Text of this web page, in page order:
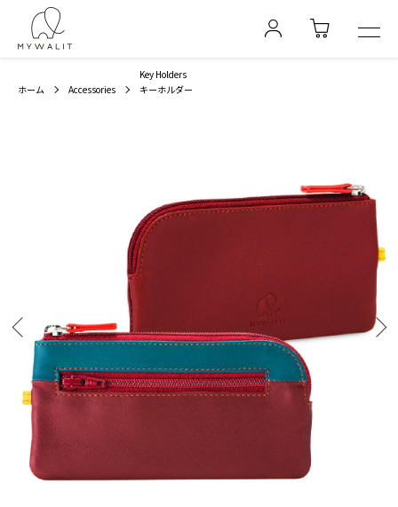
ホーム Accessories
Key Holders
キーホルダー